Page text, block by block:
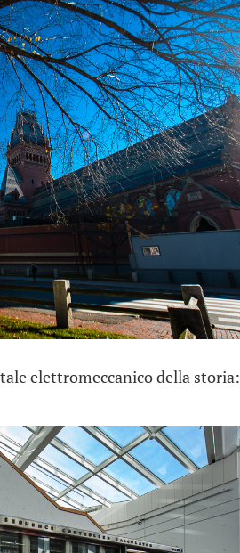
elettromeccanico della storia: